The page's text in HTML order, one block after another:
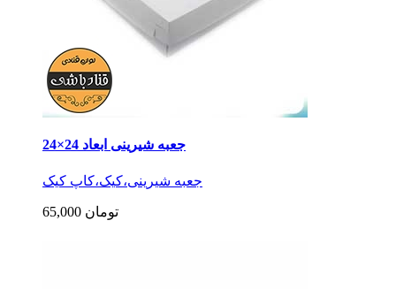
جعبه شیرینی ابعاد 24×24
جعبه شیرینی،کیک،کاپ کیک
65,000 تومان